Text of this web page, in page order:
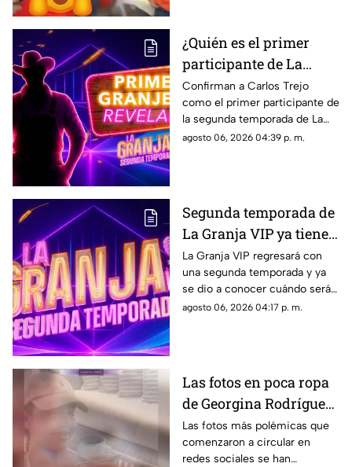
¿Quién es el primer
participante de La
Granja VIP 2?
Confirman a Carlos Trejo
como el primer participante de
la segunda temporada de La
Granja VIP y su participación
agosto 06, 2026 04:39 p. m.
Segunda temporada de
La Granja VIP ya tiene
fecha de estreno y esto
es lo que debes de saber
La Granja VIP regresará con
una segunda temporada y ya
se dio a conocer cuándo será
el esperado estreno del reality
agosto 06, 2026 04:17 p. m.
Las fotos en poca ropa
de Georgina Rodríguez
de las que TODOS están
hablando
Las fotos más polémicas que
comenzaron a circular en
redes sociales se han